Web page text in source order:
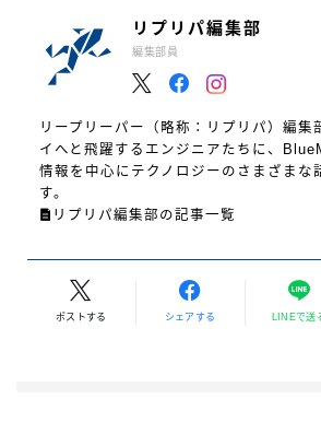
リプリパ編集部
編集部員
リープリーパー（略称：リプリパ）編集
イへと飛躍するエンジニアたちに、
情報を中心にテクノロジーのさまざまな
す。
リプリパ編集部の記事一覧
ポストする シェアする LINEで送